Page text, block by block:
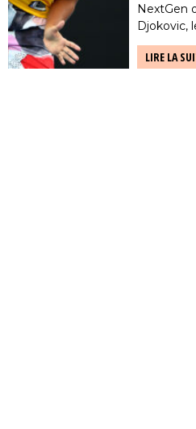
NextGen
Djokovic,
reste
LIRE LA